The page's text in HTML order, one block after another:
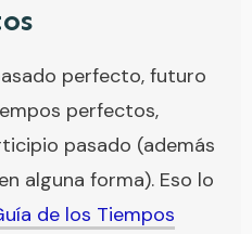
perfecto, futuro
perfectos,
pasado (además
en alguna forma). Eso lo
de los Tiempos